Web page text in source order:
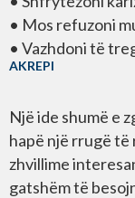
• Mos refuzoni
• Vazhdoni të
AKREPI
Një ide shumë e
hapë një rrugë
zhvillime
gatshëm të